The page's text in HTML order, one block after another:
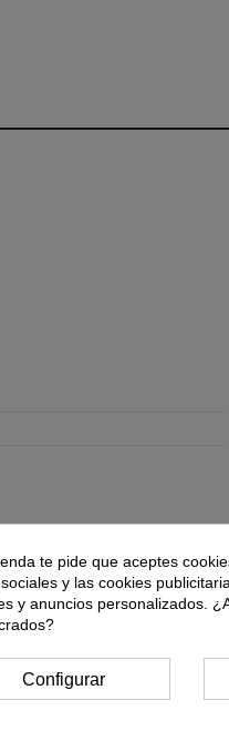
te pide que aceptes
y las cookies
y anuncios personalizados.
Configurar